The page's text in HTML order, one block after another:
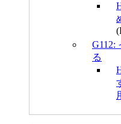
G112:
る